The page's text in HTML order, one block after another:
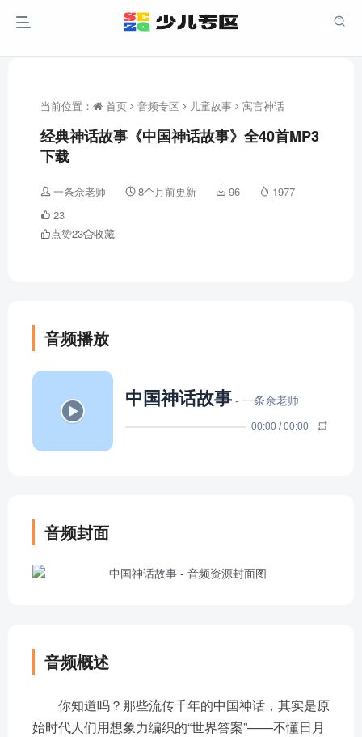
当前位置： 首页 音频专区 儿童故事 寓言神话
经典神话故事《中国神话故事》全40首MP3
下载
一条佘老师 8个月前更新 96
1977
23
点赞23 收藏
音频播放
中国神话故事 - 一条佘老师
00:00 /00:00
音频封面
音频概述
你知道吗？那些流传千年的中国神话，其实是原
始时代人们用想象力编织的“世界答案”——不懂日月